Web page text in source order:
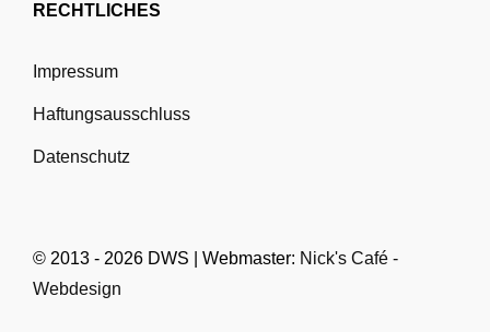
RECHTLICHES
Impressum
Haftungsausschluss
Datenschutz
© 2013 - 2026 DWS | Webmaster: Nick's Café -
Webdesign